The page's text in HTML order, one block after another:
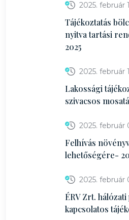
2025. február
Tájékoztatás
nyitva tartási
2025
2025. február
Lakossági
szivacsos
2025. február
Felhívás
lehetőségére-
2025. február
ÉRV Zrt.
kapcsolatos